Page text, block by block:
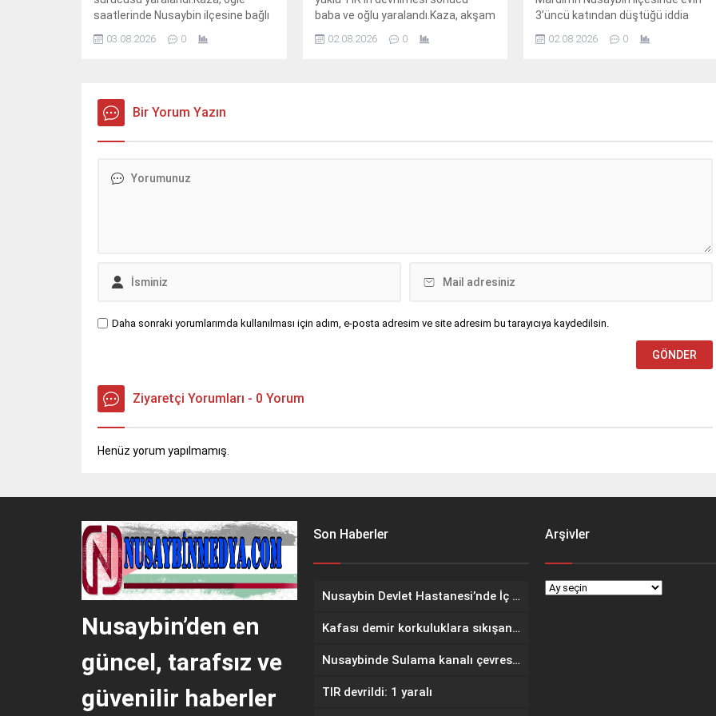
saatlerinde Nusaybin ilçesine bağlı
mevkisindeki uluslararası
33 BED 762 plakalı TIR,
Nusaybin’den Cizre istikametine
seyir halindeyken kontrolden
bariyerlere çarpıp devrildi.Kazada
03.08.2026 0
baba ve oğlu yaralandı.Kaza, akşam
kırsal Duruca Mahallesi
sürücüsünün direksiyon
02.08.2026 0
3’üncü katından düştüğü iddia
yitirdi.Olay, sabahın erken
düştü. Yakınlarının hareketsiz
02.08.2026 0
Bir Yorum Yazın
Daha sonraki yorumlarımda kullanılması için adım, e-posta adresim ve site adresim bu tarayıcıya kaydedilsin.
Ziyaretçi Yorumları - 0 Yorum
Henüz yorum yapılmamış.
Nusaybin’den en
güncel, tarafsız ve
güvenilir haberler
Son Haberler
Nusaybin Devlet Hastanesi’nde İç Hastalıkları Uzmanı Göreve Başladı
Kafası demir korkuluklara sıkışan çocuğu gazeteci kurtardı
Nusaybinde Sulama kanalı çevresindeki yangında meyve ağaçları zarar gördü
TIR devrildi: 1 yaralı
Arşivler